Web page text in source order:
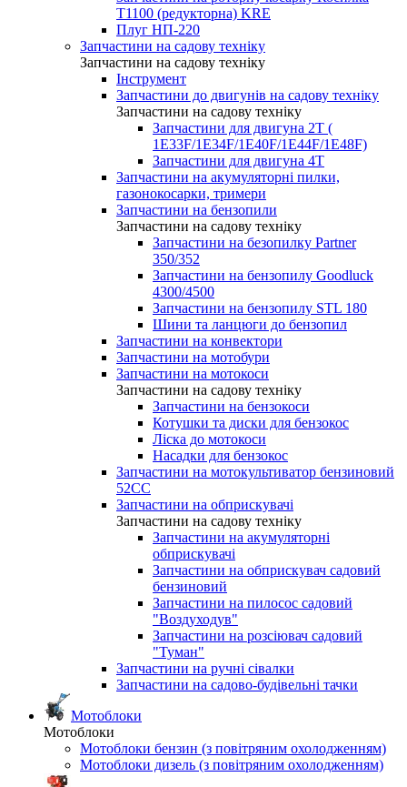
T1100 (редукторна) KRE
Плуг НП-220
Запчастини на садову техніку
Запчастини на садову техніку
Інструмент
Запчастини до двигунів на садову техніку
Запчастини на садову техніку
Запчастини для двигуна 2Т (
1Е33F/1E34F/1Е40F/1E44F/1Е48F)
Запчастини для двигуна 4Т
Запчастини на акумуляторні пилки,
газонокосарки, тримери
Запчастини на бензопили
Запчастини на садову техніку
Запчастини на безопилку Partner
350/352
Запчастини на бензопилу Goodluck
4300/4500
Запчастини на бензопилу STL 180
Шини та ланцюги до бензопил
Запчастини на конвектори
Запчастини на мотобури
Запчастини на мотокоси
Запчастини на садову техніку
Запчастини на бензокоси
Котушки та диски для бензокос
Ліска до мотокоси
Насадки для бензокос
Запчастини на мотокультиватор бензиновий
52СС
Запчастини на обприскувачі
Запчастини на садову техніку
Запчастини на акумуляторні
обприскувачі
Запчастини на обприскувач садовий
бензиновий
Запчастини на пилосос садовий
"Воздуходув"
Запчастини на розсіювач садовий
"Туман"
Запчастини на ручні сівалки
Запчастини на садово-будівельні тачки
Мотоблоки
Мотоблоки
Мотоблоки бензин (з повітряним охолодженням)
Мотоблоки дизель (з повітряним охолодженням)